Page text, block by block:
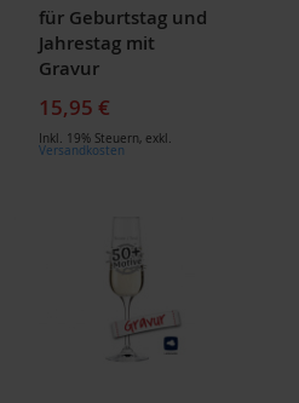
für Geburtstag und
Jahrestag mit
Gravur
15,95 €
Inkl. 19% Steuern, exkl.
Versandkosten